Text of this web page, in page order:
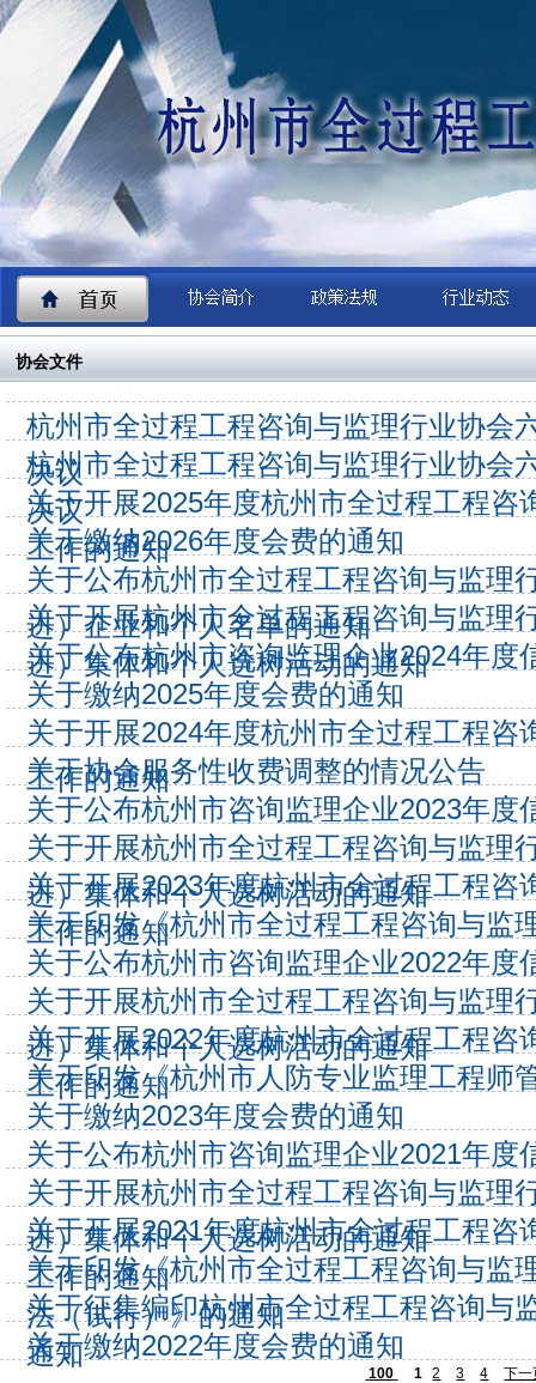
协会文件
杭州市全过程工程咨询与监理行业协会
决议
杭州市全过程工程咨询与监理行业协会
决议
关于开展2025年度杭州市全过程工程咨
工作的通知
关于缴纳2026年度会费的通知
关于公布杭州市全过程工程咨询与监理
进）企业和个人名单的通知
关于开展杭州市全过程工程咨询与监理
进）集体和个人选树活动的通知
关于公布杭州市咨询监理企业2024年度
关于缴纳2025年度会费的通知
关于开展2024年度杭州市全过程工程咨
工作的通知
关于协会服务性收费调整的情况公告
关于公布杭州市咨询监理企业2023年度
关于开展杭州市全过程工程咨询与监理
进）集体和个人选树活动的通知
关于开展2023年度杭州市全过程工程咨
工作的通知
关于印发《杭州市全过程工程咨询与监
关于公布杭州市咨询监理企业2022年度
关于开展杭州市全过程工程咨询与监理
进）集体和个人选树活动的通知
关于开展2022年度杭州市全过程工程咨
工作的通知
关于印发《杭州市人防专业监理工程师
关于缴纳2023年度会费的通知
关于公布杭州市咨询监理企业2021年度
关于开展杭州市全过程工程咨询与监理
进）集体和个人选树活动的通知
关于开展2021年度杭州市全过程工程咨
工作的通知
关于印发《杭州市全过程工程咨询与监
法（试行）》的通知
关于征集编印杭州市全过程工程咨询与
通知
关于缴纳2022年度会费的通知
100 1 2 3 4 下一